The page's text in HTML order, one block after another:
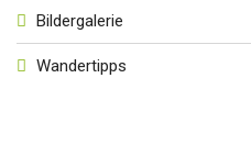
Bildergalerie
Wandertipps